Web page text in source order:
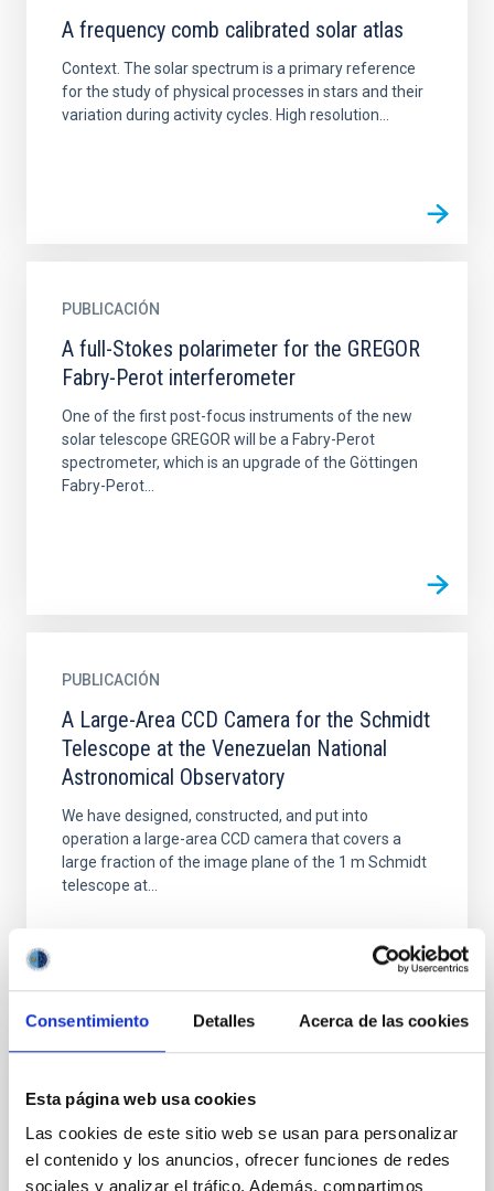
Consentimiento Detalles Acerca de las cookies
Esta página web usa cookies
Las cookies de este sitio web se usan para personalizar
el contenido y los anuncios, ofrecer funciones de redes
sociales y analizar el tráfico. Además, compartimos
A frequency comb calibrated solar atlas
Context. The solar spectrum is a primary reference
for the study of physical processes in stars and their
variation during activity cycles. High resolution...
PUBLICACIÓN
A full-Stokes polarimeter for the GREGOR
Fabry-Perot interferometer
One of the first post-focus instruments of the new
solar telescope GREGOR will be a Fabry-Perot
spectrometer, which is an upgrade of the Göttingen
Fabry-Perot...
PUBLICACIÓN
A Large-Area CCD Camera for the Schmidt
Telescope at the Venezuelan National
Astronomical Observatory
We have designed, constructed, and put into
operation a large-area CCD camera that covers a
large fraction of the image plane of the 1 m Schmidt
telescope at...
microbolometer array for ground-based
astronomy